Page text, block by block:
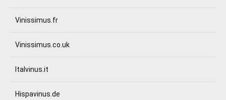
Vinissimus.fr
Vinissimus.co.uk
Italvinus.it
Hispavinus.de